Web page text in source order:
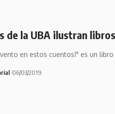
de la UBA ilustran
en estos cuentos!" es un
06/03/2019